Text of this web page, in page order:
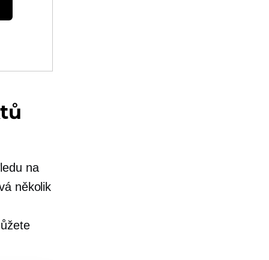
na
několik